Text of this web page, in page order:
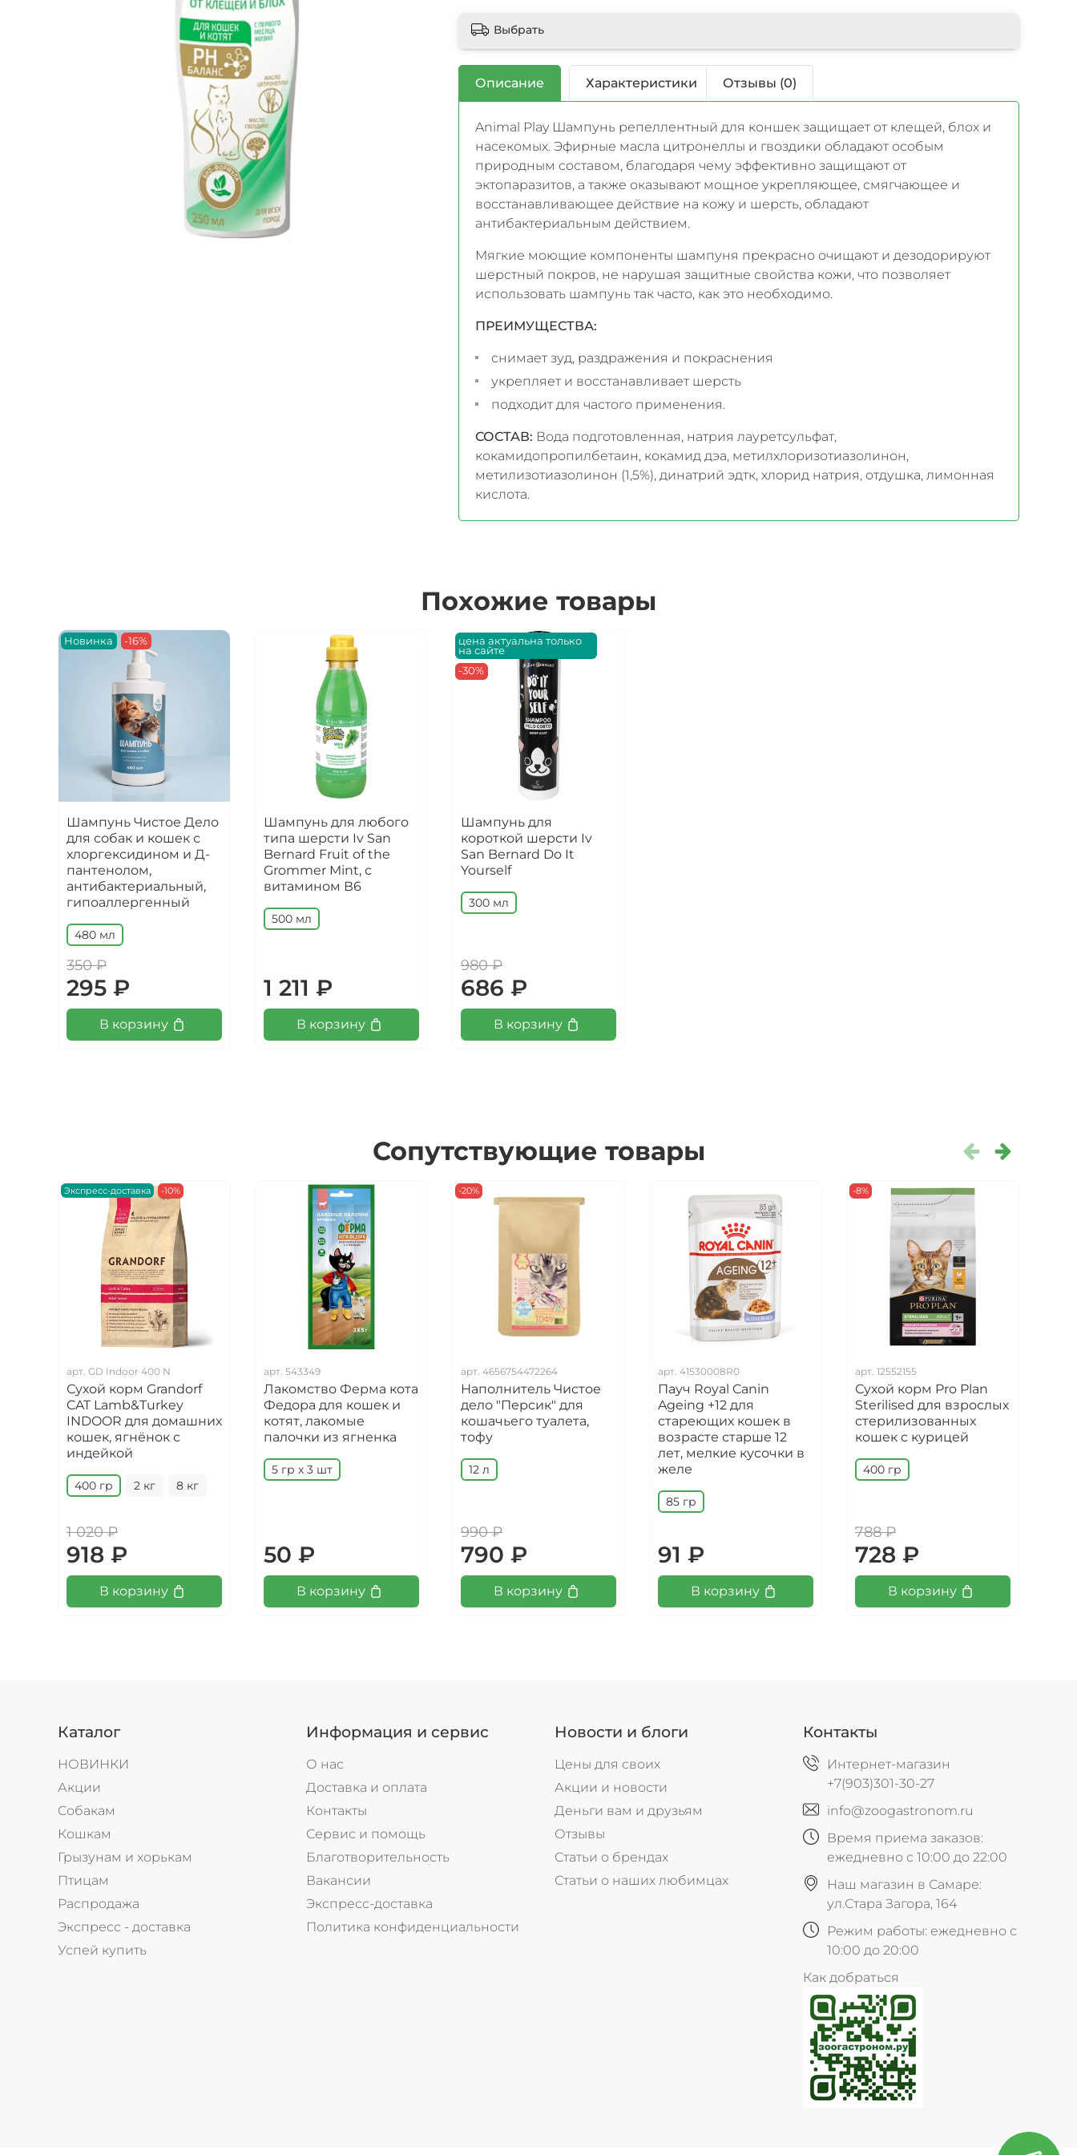
Выбрать
Описание Характеристики Отзывы (0)
Animal Play Шампунь репеллентный для коншек защищает от клещей, блох и
насекомых. Эфирные масла цитронеллы и гвоздики обладают особым
природным составом, благодаря чему эффективно защищают от
эктопаразитов, а также оказывают мощное укрепляющее, смягчающее и
восстанавливающее действие на кожу и шерсть, обладают
антибактериальным действием.
Мягкие моющие компоненты шампуня прекрасно очищают и дезодорируют
шерстный покров, не нарушая защитные свойства кожи, что позволяет
использовать шампунь так часто, как это необходимо.
ПРЕИМУЩЕСТВА:
снимает зуд, раздражения и покраснения
укрепляет и восстанавливает шерсть
подходит для частого применения.
СОСТАВ: Вода подготовленная, натрия лауретсульфат,
кокамидопропилбетаин, кокамид дэа, метилхлоризотиазолинон,
метилизотиазолинон (1,5%), динатрий эдтк, хлорид натрия, отдушка, лимонная
кислота.
Похожие товары
Новинка -16%
Шампунь Чистое Дело
для собак и кошек с
хлоргексидином и Д-
пантенолом,
антибактериальный,
гипоаллергенный
480 мл
350 ₽
295 ₽
В корзину
Шампунь для любого
типа шерсти Iv San
Bernard Fruit of the
Grommer Mint, с
витамином В6
500 мл
1 211 ₽
В корзину
цена актуальна только
на сайте
-30%
Шампунь для
короткой шерсти Iv
San Bernard Do It
Yourself
300 мл
980 ₽
686 ₽
В корзину
Сопутствующие товары
Экспресс-доставка -10%
арт. GD Indoor 400 N
Сухой корм Grandorf
CAT Lamb&Turkey
INDOOR для домашних
кошек, ягнёнок с
индейкой
400 гр 2 кг 8 кг
1 020 ₽
918 ₽
В корзину
арт. 543349
Лакомство Ферма кота
Федора для кошек и
котят, лакомые
палочки из ягненка
5 гр х 3 шт
50 ₽
В корзину
-20%
арт. 4656754472264
Наполнитель Чистое
дело "Персик" для
кошачьего туалета,
тофу
12 л
990 ₽
790 ₽
В корзину
арт. 41530008R0
Пауч Royal Canin
Ageing +12 для
стареющих кошек в
возрасте старше 12
лет, мелкие кусочки в
желе
85 гр
91 ₽
В корзину
-8%
арт. 12552155
Сухой корм Pro Plan
Sterilised для взрослых
стерилизованных
кошек с курицей
400 гр
788 ₽
728 ₽
В корзину
Каталог
НОВИНКИ
Акции
Собакам
Кошкам
Грызунам и хорькам
Птицам
Распродажа
Экспресс - доставка
Успей купить
Информация и сервис
О нас
Доставка и оплата
Контакты
Сервис и помощь
Благотворительность
Вакансии
Экспресс-доставка
Политика конфиденциальности
Новости и блоги
Цены для своих
Акции и новости
Деньги вам и друзьям
Отзывы
Статьи о брендах
Статьи о наших любимцах
Контакты
Интернет-магазин
+7(903)301-30-27
info@zoogastronom.ru
Время приема заказов:
ежедневно с 10:00 до 22:00
Наш магазин в Самаре:
ул.Стара Загора, 164
Режим работы: ежедневно с
10:00 до 20:00
Как добраться